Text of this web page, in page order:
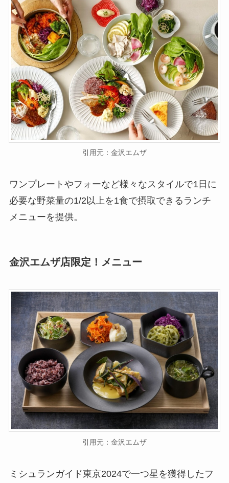
引用元：金沢エムザ
ワンプレートやフォーなど様々なスタイルで1日に
必要な野菜量の1/2以上を1食で摂取できるランチ
メニューを提供。
金沢エムザ店限定！メニュー
引用元：金沢エムザ
ミシュランガイド東京2024で一つ星を獲得したフ